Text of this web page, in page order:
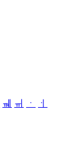
ㆋ ㆌ ㆍ
ㆎ